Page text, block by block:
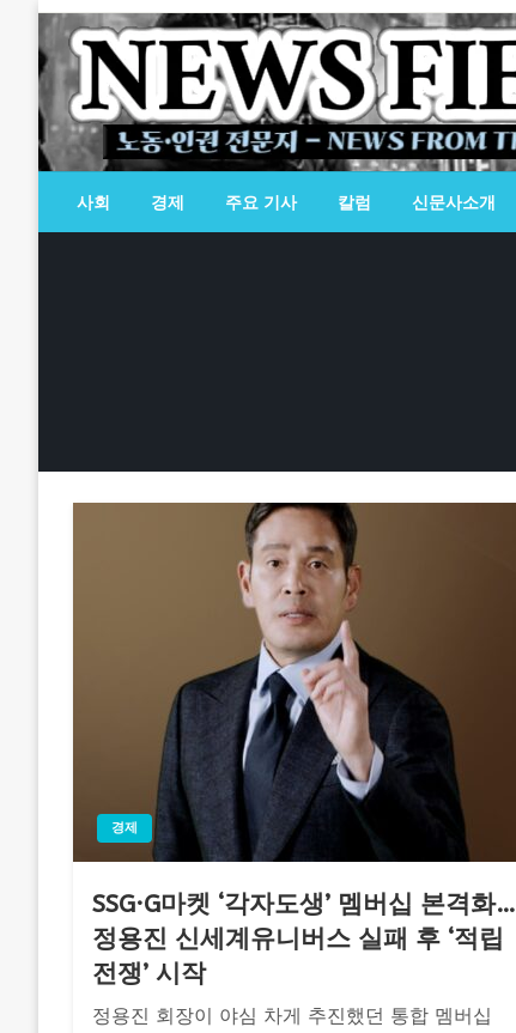
content
뉴스필드
노동·인권 전문지
사회 경제 주요 기사 칼럼 신문사소개
경제
SSG·G마켓 ‘각자도생’ 멤버십 본격화…
정용진 신세계유니버스 실패 후 ‘적립
전쟁’ 시작
정용진 회장이 야심 차게 추진했던 통합 멤버십